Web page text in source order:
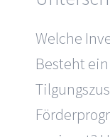
Welche
Besteht